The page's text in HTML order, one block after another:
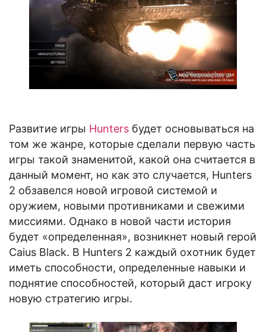
Развитие игры Hunters будет основываться на
том же жанре, которые сделали первую часть
игры такой знаменитой, какой она считается в
данный момент, но как это случается, Hunters
2 обзавелся новой игровой системой и
оружием, новыми противниками и свежими
миссиями. Однако в новой части история
будет «определенная», возникнет новый герой
Caius Black. В Hunters 2 каждый охотник будет
иметь способности, определенные навыки и
поднятие способностей, который даст игроку
новую стратегию игры.